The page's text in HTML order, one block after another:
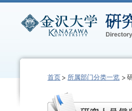
首页 所属部门分类一览